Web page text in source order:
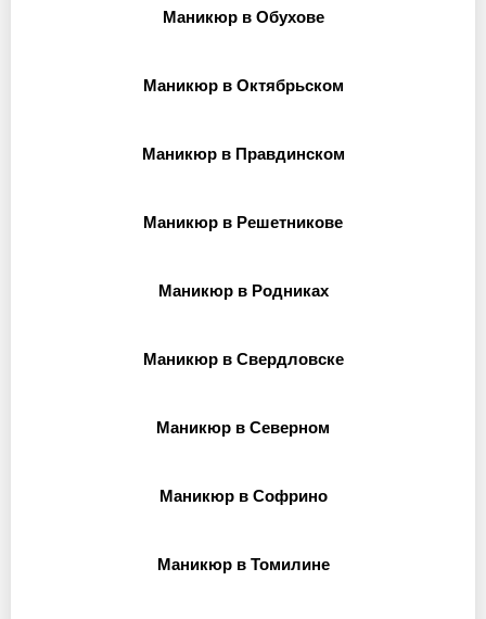
Маникюр в Обухове
Маникюр в Октябрьском
Маникюр в Правдинском
Маникюр в Решетникове
Маникюр в Родниках
Маникюр в Свердловске
Маникюр в Северном
Маникюр в Софрино
Маникюр в Томилине